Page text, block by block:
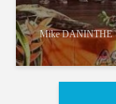
Mike DANINTHE